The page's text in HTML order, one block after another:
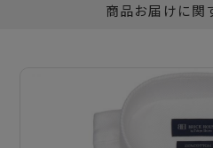
商品お届けに関